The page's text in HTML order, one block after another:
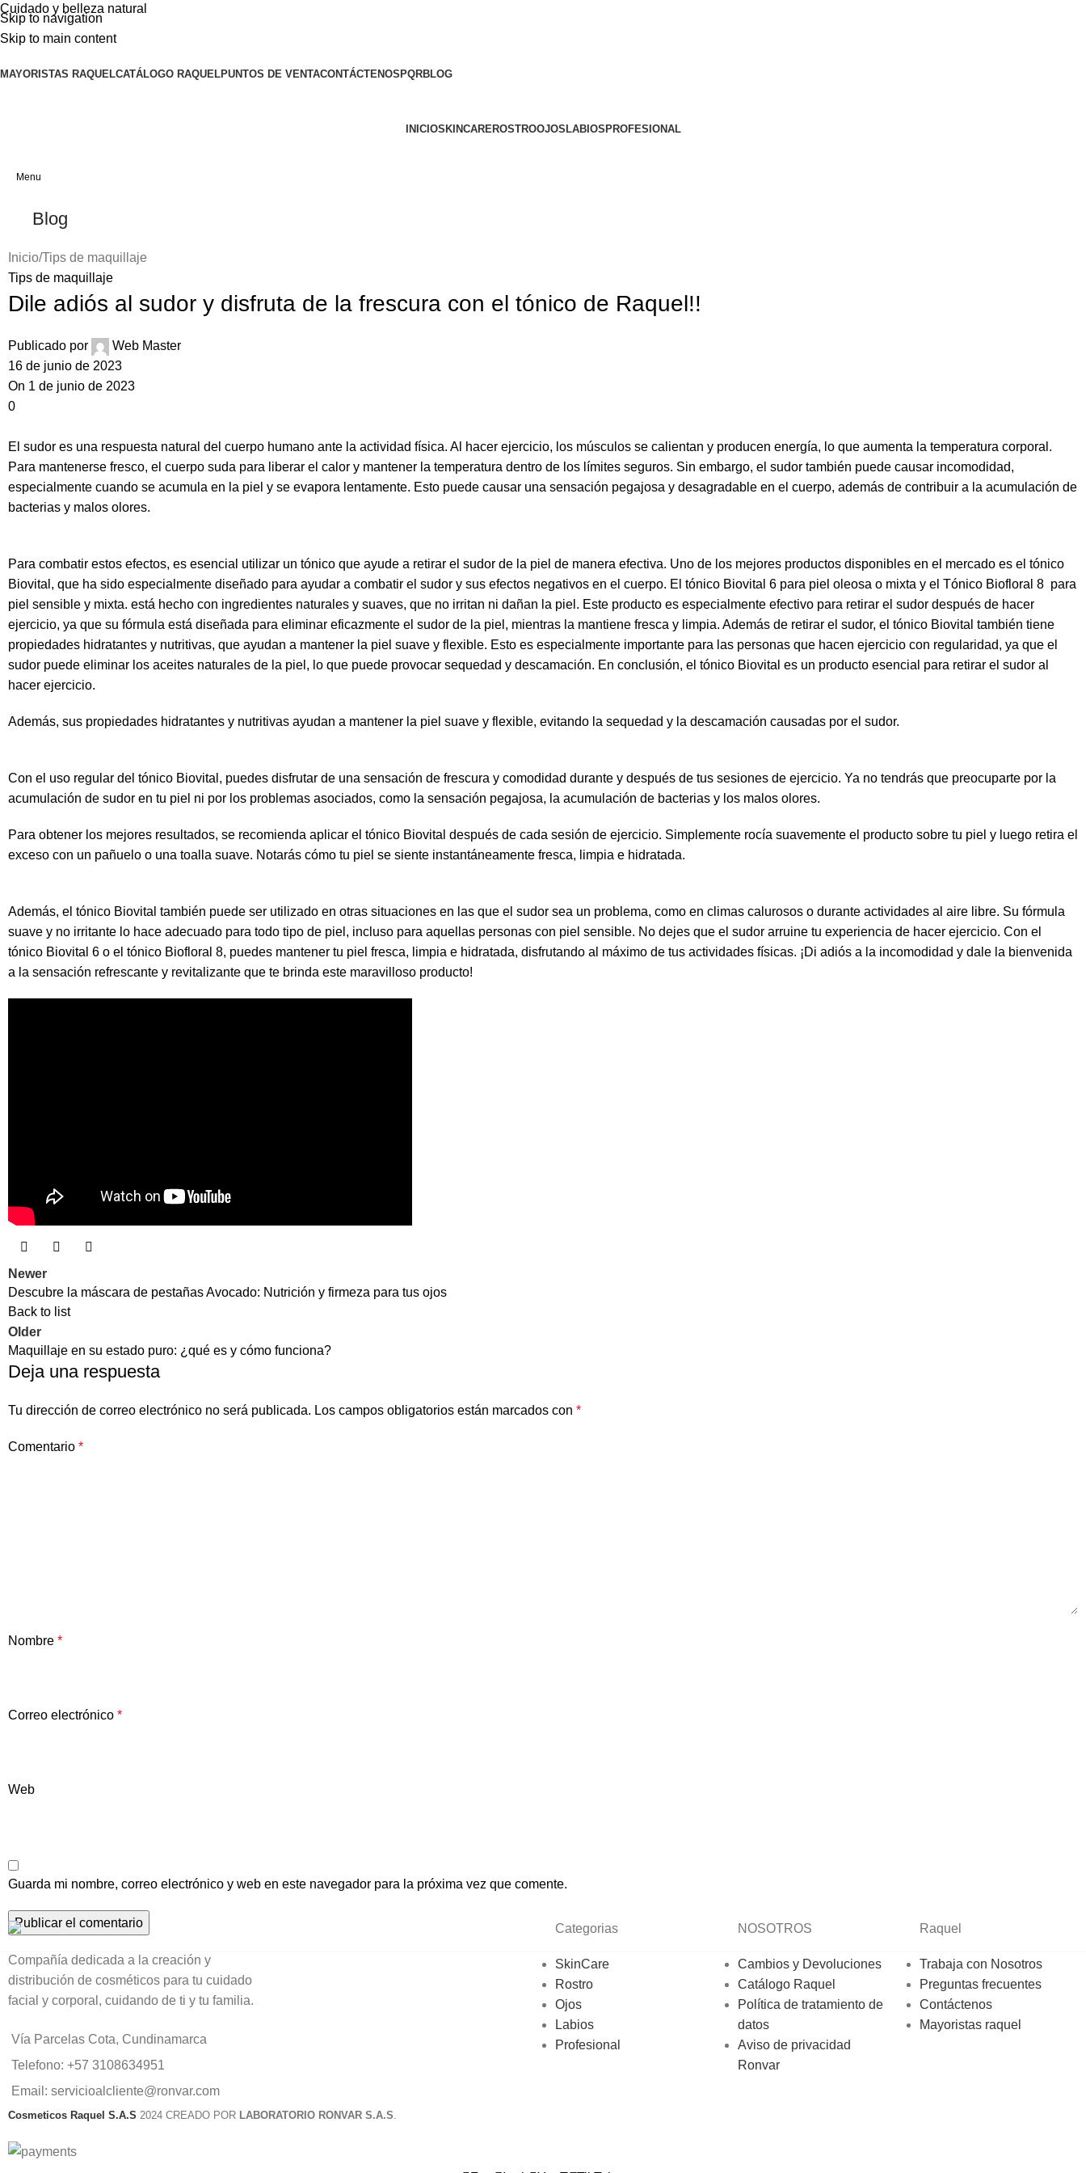
Skip to navigation
Skip to main content
Cuidado y belleza natural
MAYORISTAS RAQUELCATÁLOGO RAQUELPUNTOS DE VENTACONTÁCTENOS PQRBLOG
INICIOSKINCARE ROSTROOJOS LABIOS PROFESIONAL
Menu
Blog
Inicio Tips de maquillaje
Tips de maquillaje
Dile adiós al sudor y disfruta de la frescura con el tónico de Raquel!!
Publicado por
Web Master
16 de junio de 2023
On 1 de junio de 2023
0
El sudor es una respuesta natural del cuerpo humano ante la actividad física. Al hacer ejercicio, los músculos se calientan y producen energía, lo que aumenta la temperatura corporal.
Para mantenerse fresco, el cuerpo suda para liberar el calor y mantener la temperatura dentro de los límites seguros. Sin embargo, el sudor también puede causar incomodidad,
especialmente cuando se acumula en la piel y se evapora lentamente. Esto puede causar una sensación pegajosa y desagradable en el cuerpo, además de contribuir a la acumulación de
bacterias y malos olores.
Para combatir estos efectos, es esencial utilizar un tónico que ayude a retirar el sudor de la piel de manera efectiva. Uno de los mejores productos disponibles en el mercado es el tónico
Biovital , que ha sido especialmente diseñado para ayudar a combatir el sudor y sus efectos negativos en el cuerpo. El tónico Biovital 6 para piel oleosa o mixta y el Tónico Biofloral 8 para
piel sensible y mixta. está hecho con ingredientes naturales y suaves, que no irritan ni dañan la piel. Este producto es especialmente efectivo para retirar el sudor después de hacer
ejercicio, ya que su fórmula está diseñada para eliminar eficazmente el sudor de la piel, mientras la mantiene fresca y limpia. Además de retirar el sudor, el tónico Biovital también tiene
propiedades hidratantes y nutritivas, que ayudan a mantener la piel suave y flexible. Esto es especialmente importante para las personas que hacen ejercicio con regularidad, ya que el
sudor puede eliminar los aceites naturales de la piel, lo que puede provocar sequedad y descamación. En conclusión, el tónico Biovital es un producto esencial para retirar el sudor al
hacer ejercicio.
Además, sus propiedades hidratantes y nutritivas ayudan a mantener la piel suave y flexible, evitando la sequedad y la descamación causadas por el sudor.
Con el uso regular del tónico Biovita l, puedes disfrutar de una sensación de frescura y comodidad durante y después de tus sesiones de ejercicio. Ya no tendrás que preocuparte por la
acumulación de sudor en tu piel ni por los problemas asociados, como la sensación pegajosa, la acumulación de bacterias y los malos olores.
Para obtener los mejores resultados, se recomienda aplicar el tónico Biovital después de cada sesión de ejercicio. Simplemente rocía suavemente el producto sobre tu piel y luego retira el
exceso con un pañuelo o una toalla suave. Notarás cómo tu piel se siente instantáneamente fresca, limpia e hidratada.
Además, el tónico Biovital también puede ser utilizado en otras situaciones en las que el sudor sea un problema, como en climas calurosos o durante actividades al aire libre. Su fórmula
suave y no irritante lo hace adecuado para todo tipo de piel, incluso para aquellas personas con piel sensible. No dejes que el sudor arruine tu experiencia de hacer ejercicio. Con el
tónico Biovital 6 o el tónico Biofloral 8, puedes mantener tu piel fresca, limpia e hidratada, disfrutando al máximo de tus actividades físicas. ¡Di adiós a la incomodidad y dale la bienvenida
a la sensación refrescante y revitalizante que te brinda este maravilloso producto!
Newer
Descubre la máscara de pestañas Avocado: Nutrición y firmeza para tus ojos
Back to list
Older
Maquillaje en su estado puro: ¿qué es y cómo funciona?
Deja una respuesta
Tu dirección de correo electrónico no será publicada. Los campos obligatorios están marcados con *
Comentario *
Nombre *
Correo electrónico *
Web
Guarda mi nombre, correo electrónico y web en este navegador para la próxima vez que comente.
Compañía dedicada a la creación y
distribución de cosméticos para tu cuidado
facial y corporal, cuidando de ti y tu familia.
Vía Parcelas Cota, Cundinamarca
Telefono: +57 3108634951
Email: servicioalcliente@ronvar.com
Categorias
SkinCare
Rostro
Ojos
Labios
Profesional
NOSOTROS
Cambios y Devoluciones
Catálogo Raquel
Política de tratamiento de
datos
Aviso de privacidad
Ronvar
Raquel
Trabaja con Nosotros
Preguntas frecuentes
Contáctenos
Mayoristas raquel
Cosmeticos Raquel S.A.S 2024 CREADO POR LABORATORIO RONVAR S.A.S.